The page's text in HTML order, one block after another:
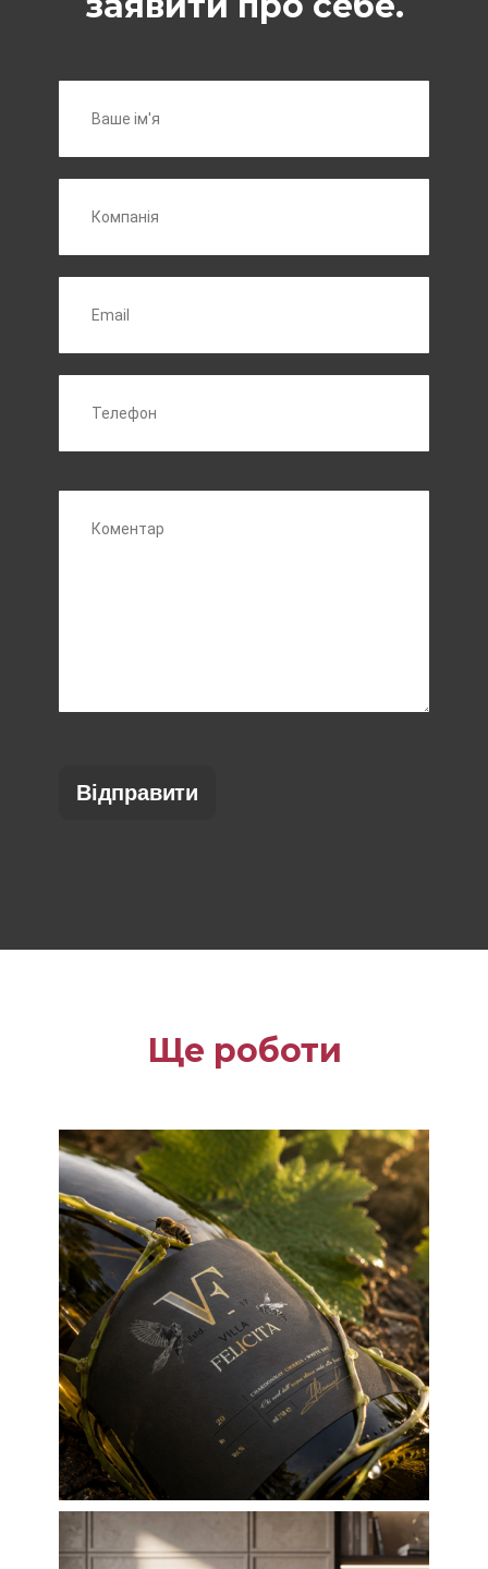
Ще роботи
Етикетки Етикетки для вина Лого
Дизайн
логотипу та
етикетки для
вина Villa
Felicita (Італія)
Етикетки Етикетки для вина Упаковка